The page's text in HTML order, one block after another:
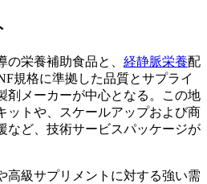
栄養補助食品と、 経静脈栄養配
規格に準拠した品質とサプライ
剤メーカーが中心となる。この地
ットや、スケールアップおよび商
など、技術サービスパッケージが
高級サプリメントに対する強い需